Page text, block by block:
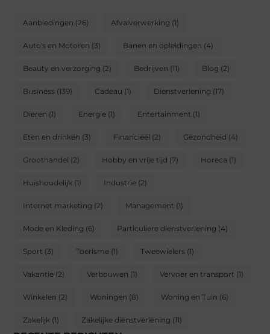
Aanbiedingen (26) Afvalverwerking (1)
Auto's en Motoren (3) Banen en opleidingen (4)
Beauty en verzorging (2) Bedrijven (11) Blog (2)
Business (139) Cadeau (1) Dienstverlening (17)
Dieren (1) Energie (1) Entertainment (1)
Eten en drinken (3) Financieel (2) Gezondheid (4)
Groothandel (2) Hobby en vrije tijd (7) Horeca (1)
Huishoudelijk (1) Industrie (2)
Internet marketing (2) Management (1)
Mode en Kleding (6) Particuliere dienstverlening (4)
Sport (3) Toerisme (1) Tweewielers (1)
Vakantie (2) Verbouwen (1) Vervoer en transport (1)
Winkelen (2) Woningen (8) Woning en Tuin (6)
Zakelijk (1) Zakelijke dienstverlening (11)